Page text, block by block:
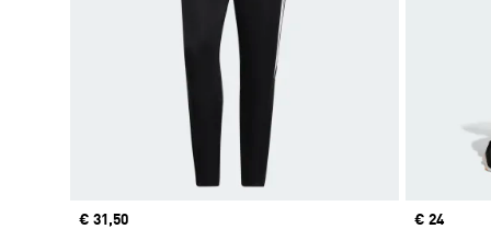
Prix actuel
€ 31,50 Prix actuel
€ 24